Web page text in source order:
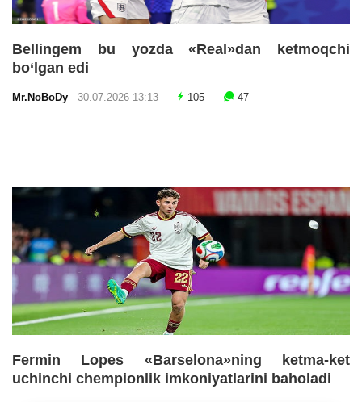
Bellingem bu yozda «Real»dan ketmoqchi
bo‘lgan edi
Mr.NoBoDy 30.07.2026 13:13 105 47
Fermin Lopes «Barselona»ning ketma-ket
uchinchi chempionlik imkoniyatlarini baholadi